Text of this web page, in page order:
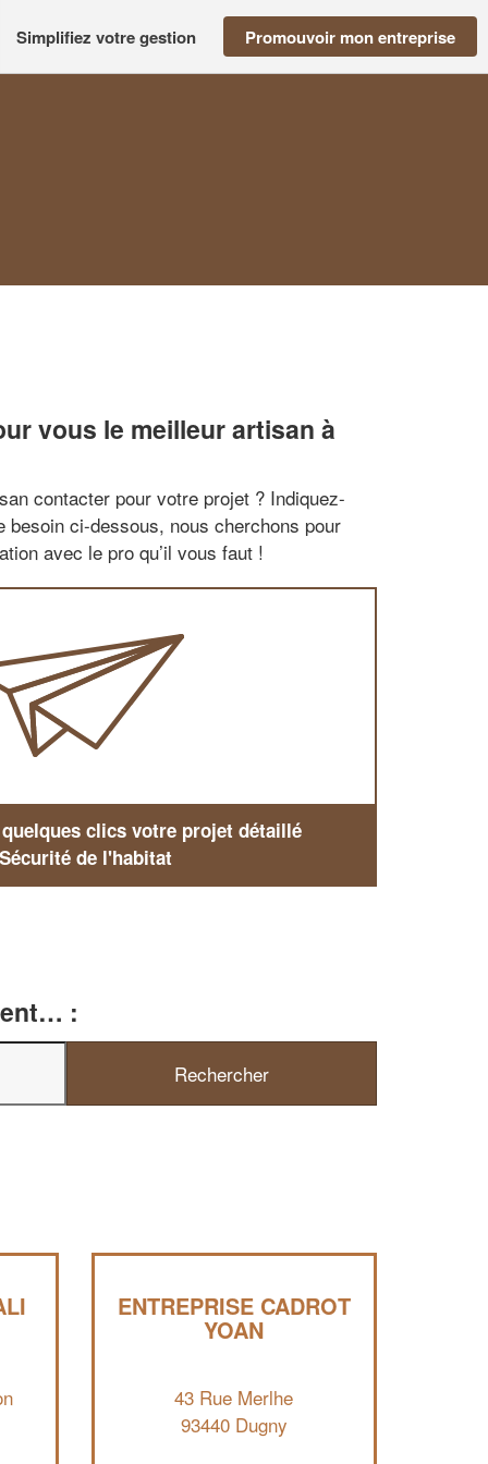
Simplifiez votre gestion Promouvoir mon entreprise
vous le meilleur artisan à
contacter pour votre projet ? Indiquez-
besoin ci-dessous, nous cherchons pour
avec le pro qu’il vous faut !
clics votre projet détaillé
de l'habitat
:
ENTREPRISE CADROT
YOAN
43 Rue Merlhe
93440 Dugny
✕
professionnel ?
vosmargestout en gagnant de
nouveaux clients